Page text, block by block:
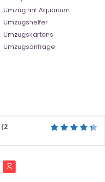
Umzug mit Aquarium
Umzugshelfer
Umzugskartons
Umzugsanfrage
(2